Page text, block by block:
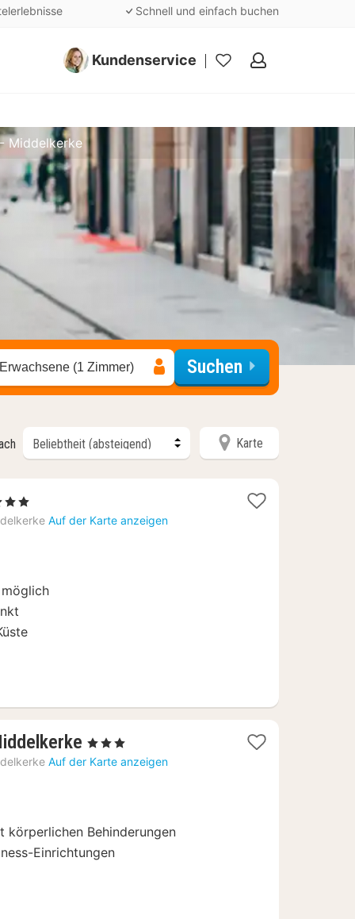
Schnell und einfach buchen
Kundenservice
Meine
Middelkerke
(1 Zimmer) Suchen
Karte
Auf der Karte anzeigen
1
Nacht
, 3 Sterne
Auf der Karte anzeigen
körperlichen Behinderungen
Einrichtungen